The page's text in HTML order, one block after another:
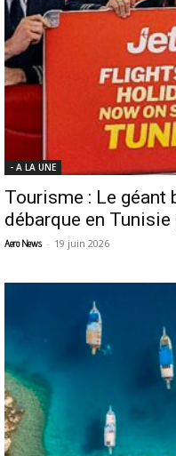
- A LA UNE
Tourisme : Le géant
débarque en Tunisie
Aero News - 19 juin 2026